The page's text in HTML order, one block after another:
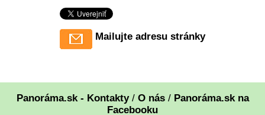
Mailujte adresu stránky
Panoráma.sk - Kontakty/ O nás/ Panoráma.sk na
Facebooku